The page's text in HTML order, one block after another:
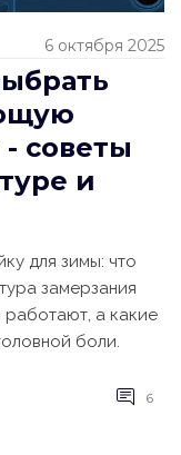
6 октября 2025
советы
и
для зимы: что
замерзания
а какие
боли.
6